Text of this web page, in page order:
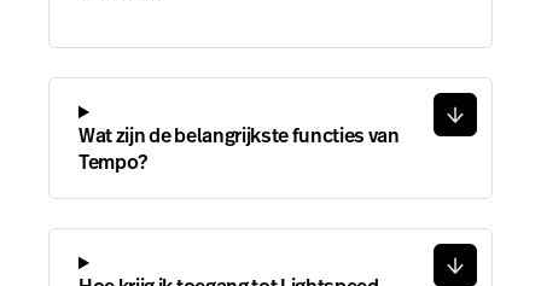
Wat zijn de belangrijkste functies van
Tempo?